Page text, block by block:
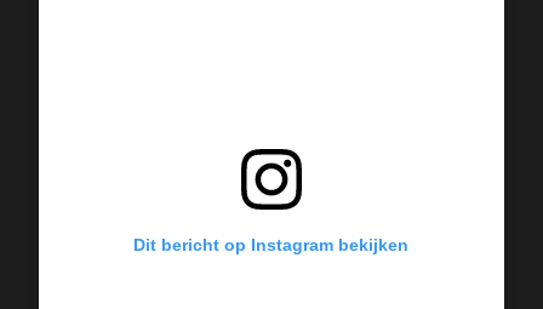
Dit bericht op Instagram bekijken